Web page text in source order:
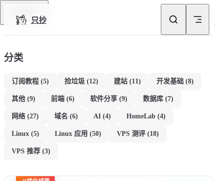
只抄
分类
订阅教程 (5) 捡垃圾 (12) 建站 (11) 开发基础 (8)
其他 (9) 前端 (6) 软件分享 (9) 数据库 (7)
网络 (27) 域名 (6) AI (4) HomeLab (4)
Linux (5) Linux 应用 (50) VPS 测评 (18)
VPS 推荐 (3)